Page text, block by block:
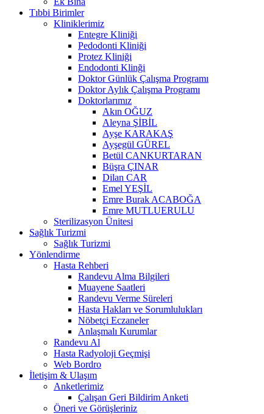
Tıbbi Birimler
Kliniklerimiz
Entegre Kliniği
Pedodonti Kliniği
Protez Kliniği
Endodonti Klinği
Doktor Günlük Çalışma Programı
Doktor Aylık Çalışma Programı
Doktorlarımız
Akın OĞUZ
Aleyna ŞİBİL
Ayşe KARAKAŞ
Ayşegül GÜREL
Betül CANKURTARAN
Büşra ÇINAR
Dilan CAR
Emel YEŞİL
Emre Burak ACABOĞA
Emre MUTLUERULU
Sterilizasyon Ünitesi
Sağlık Turizmi
Sağlık Turizmi
Yönlendirme
Hasta Rehberi
Randevu Alma Bilgileri
Muayene Saatleri
Randevu Verme Süreleri
Hasta Hakları ve Sorumlulukları
Nöbetçi Eczaneler
Anlaşmalı Kurumlar
Randevu Al
Hasta Radyoloji Geçmişi
Web Bordro
İletişim & Ulaşım
Anketlerimiz
Çalışan Geri Bildirim Anketi
Öneri ve Görüşleriniz